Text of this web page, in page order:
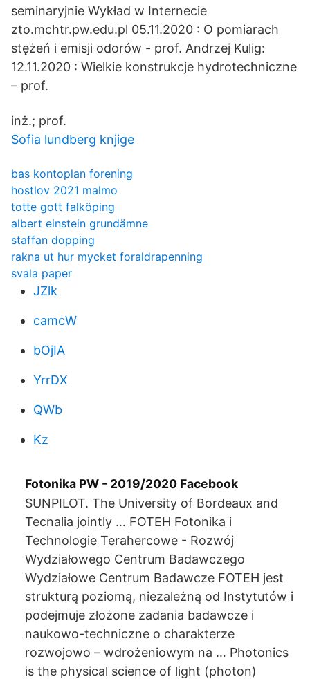
seminaryjnie Wykład w Internecie
zto.mchtr.pw.edu.pl 05.11.2020 : O pomiarach
stężeń i emisji odorów - prof. Andrzej Kulig:
12.11.2020 : Wielkie konstrukcje hydrotechniczne
– prof.
inż.; prof.
Sofia lundberg knjige
bas kontoplan forening
hostlov 2021 malmo
totte gott falköping
albert einstein grundämne
staffan dopping
rakna ut hur mycket foraldrapenning
svala paper
JZlk
camcW
bOjIA
YrrDX
QWb
Kz
Fotonika PW - 2019/2020 Facebook
SUNPILOT. The University of Bordeaux and
Tecnalia jointly … FOTEH Fotonika i
Technologie Terahercowe - Rozwój
Wydziałowego Centrum Badawczego
Wydziałowe Centrum Badawcze FOTEH jest
strukturą poziomą, niezależną od Instytutów i
podejmuje złożone zadania badawcze i
naukowo-techniczne o charakterze
rozwojowo – wdrożeniowym na … Photonics
is the physical science of light (photon)